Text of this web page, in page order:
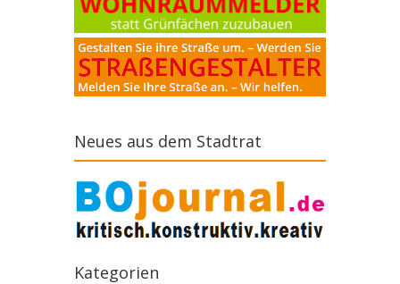
Neues aus dem Stadtrat
Kategorien